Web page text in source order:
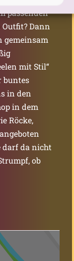
passenden
Dann
gemeinsam
mit Stil“
buntes
in den
in dem
Röcke,
darf da nicht
ob